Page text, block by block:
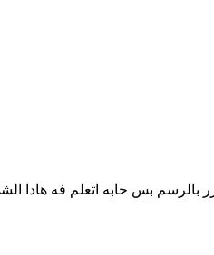
بالرسم بس حابه اتعلم فه هادا